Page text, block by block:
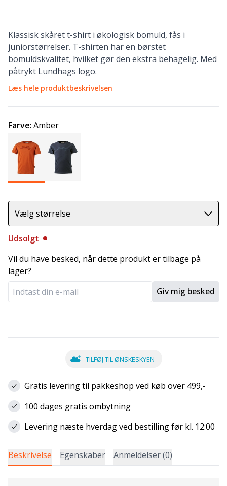
Klassisk skåret t-shirt i økologisk bomuld, fås i
juniorstørrelser. T-shirten har en børstet
bomuldskvalitet, hvilket gør den ekstra behagelig. Med
påtrykt Lundhags logo.
Læs hele produktbeskrivelsen
Farve: Amber
Vælg størrelse
Udsolgt
Vil du have besked, når dette produkt er tilbage på
lager?
Giv mig besked
TILFØJ TIL ØNSKESKYEN
Gratis levering til pakkeshop ved køb over 499,-
100 dages gratis ombytning
Levering næste hverdag ved bestilling før kl. 12:00
Beskrivelse Egenskaber Anmeldelser (0)